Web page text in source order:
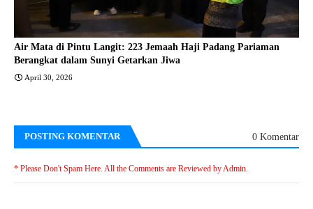
Air Mata di Pintu Langit: 223 Jemaah Haji Padang Pariaman
Berangkat dalam Sunyi Getarkan Jiwa
April 30, 2026
POSTING KOMENTAR 0 Komentar
* Please Don't Spam Here. All the Comments are Reviewed by Admin.